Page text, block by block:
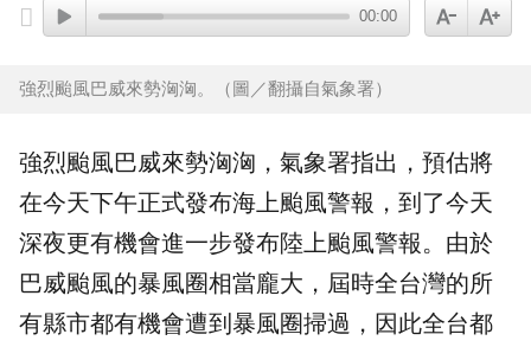
00:00
強烈颱風巴威來勢洶洶。（圖／翻攝自氣象署）
強烈颱風巴威來勢洶洶，氣象署指出，預估將
在今天下午正式發布海上颱風警報，到了今天
深夜更有機會進一步發布陸上颱風警報。由於
巴威颱風的暴風圈相當龐大，屆時全台灣的所
有縣市都有機會遭到暴風圈掃過，因此全台都